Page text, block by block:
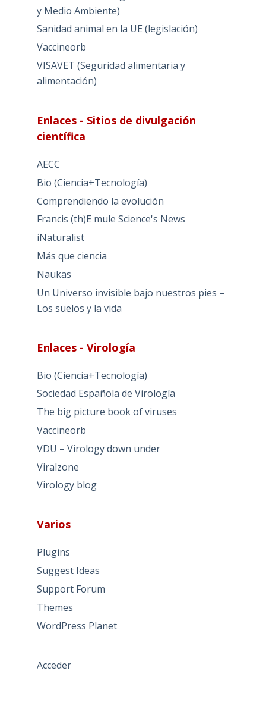
y Medio Ambiente)
Sanidad animal en la UE (legislación)
Vaccineorb
VISAVET (Seguridad alimentaria y
alimentación)
Enlaces - Sitios de divulgación
científica
AECC
Bio (Ciencia+Tecnología)
Comprendiendo la evolución
Francis (th)E mule Science's News
iNaturalist
Más que ciencia
Naukas
Un Universo invisible bajo nuestros pies –
Los suelos y la vida
Enlaces - Virología
Bio (Ciencia+Tecnología)
Sociedad Española de Virología
The big picture book of viruses
Vaccineorb
VDU – Virology down under
Viralzone
Virology blog
Varios
Plugins
Suggest Ideas
Support Forum
Themes
WordPress Planet
Acceder